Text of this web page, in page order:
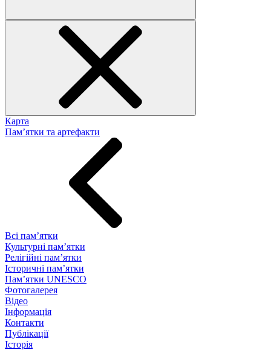
Карта
Пам’ятки та артефакти
Всі пам’ятки
Культурні пам’ятки
Релігійні пам’ятки
Історичні пам’ятки
Пам’ятки UNESCO
Фотогалерея
Відео
Інформація
Контакти
Публікації
Історія